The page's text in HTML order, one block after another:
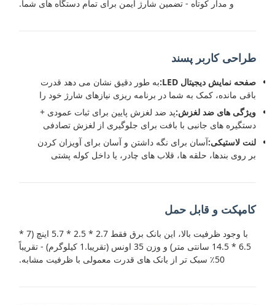
و مدار کوتاه - تضمین شارژ ایمن برای تمام دستگاه های شما.
طراحی کاربر پسند
صفحه نمایش دیجیتال LED:
به طور دقیق نشان می دهد قدرت
باقی مانده، کمک به شما در برنامه ریزی نیازهای شارژ خود را
ویژگی های ضد لغزش:پد ضد لغزش پایین برای ثبات عمودی +
دستگیره های جانبی با بافت برای جلوگیری از لغزش تصادفی
لنت لاستیکی:آسان برای نگه داشتن و آسان برای آویزان کردن
بر روی بندها، حلقه ها، قلاب های چادر، یا داخل کوله پشتی
کامپکت و قابل حمل
با وجود ظرفیت بالا، این بانک برق فقط 2.7 * 2.5 * 5.7 اینچ (7 *
6.5 * 14.5 سانتی متر) و وزن 35 اونس (تقریبا.1 کیلوگرم) - تقریباً
50٪ سبک تر از بانک های قدرت معمولی با ظرفیت مشابه.